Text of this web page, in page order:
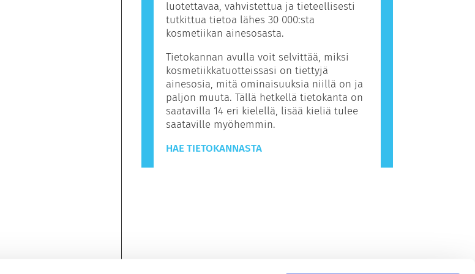
luotettavaa, vahvistettua ja tieteellisesti
tutkittua tietoa lähes 30 000:sta
kosmetiikan ainesosasta.
Tietokannan avulla voit selvittää, miksi
kosmetiikkatuotteissasi on tiettyjä
ainesosia, mitä ominaisuuksia niillä on ja
paljon muuta. Tällä hetkellä tietokanta on
saatavilla 14 eri kielellä, lisää kieliä tulee
saataville myöhemmin.
HAE TIETOKANNASTA